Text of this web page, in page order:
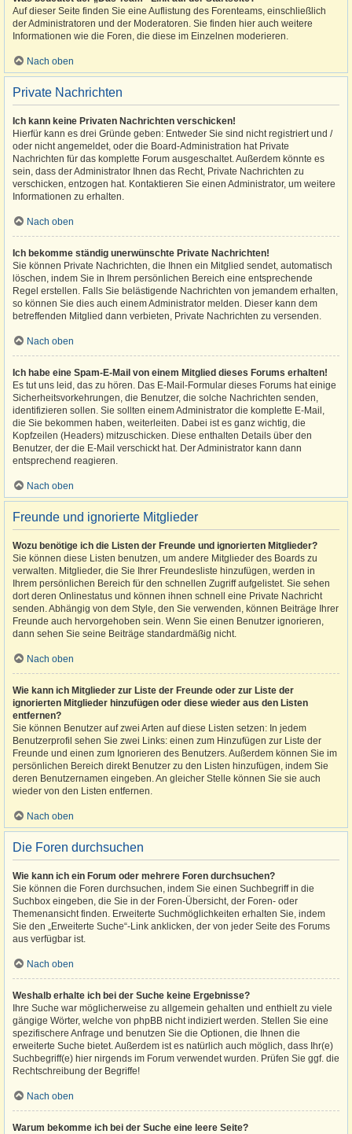
Auf dieser Seite finden Sie eine Auflistung des Forenteams, einschließlich
der Administratoren und der Moderatoren. Sie finden hier auch weitere
Informationen wie die Foren, die diese im Einzelnen moderieren.
Nach oben
Private Nachrichten
Ich kann keine Privaten Nachrichten verschicken!
Hierfür kann es drei Gründe geben: Entweder Sie sind nicht registriert und /
oder nicht angemeldet, oder die Board-Administration hat Private
Nachrichten für das komplette Forum ausgeschaltet. Außerdem könnte es
sein, dass der Administrator Ihnen das Recht, Private Nachrichten zu
verschicken, entzogen hat. Kontaktieren Sie einen Administrator, um weitere
Informationen zu erhalten.
Nach oben
Ich bekomme ständig unerwünschte Private Nachrichten!
Sie können Private Nachrichten, die Ihnen ein Mitglied sendet, automatisch
löschen, indem Sie in Ihrem persönlichen Bereich eine entsprechende
Regel erstellen. Falls Sie belästigende Nachrichten von jemandem erhalten,
so können Sie dies auch einem Administrator melden. Dieser kann dem
betreffenden Mitglied dann verbieten, Private Nachrichten zu versenden.
Nach oben
Ich habe eine Spam-E-Mail von einem Mitglied dieses Forums erhalten!
Es tut uns leid, das zu hören. Das E-Mail-Formular dieses Forums hat einige
Sicherheitsvorkehrungen, die Benutzer, die solche Nachrichten senden,
identifizieren sollen. Sie sollten einem Administrator die komplette E-Mail,
die Sie bekommen haben, weiterleiten. Dabei ist es ganz wichtig, die
Kopfzeilen (Headers) mitzuschicken. Diese enthalten Details über den
Benutzer, der die E-Mail verschickt hat. Der Administrator kann dann
entsprechend reagieren.
Nach oben
Freunde und ignorierte Mitglieder
Wozu benötige ich die Listen der Freunde und ignorierten Mitglieder?
Sie können diese Listen benutzen, um andere Mitglieder des Boards zu
verwalten. Mitglieder, die Sie Ihrer Freundesliste hinzufügen, werden in
Ihrem persönlichen Bereich für den schnellen Zugriff aufgelistet. Sie sehen
dort deren Onlinestatus und können ihnen schnell eine Private Nachricht
senden. Abhängig von dem Style, den Sie verwenden, können Beiträge Ihrer
Freunde auch hervorgehoben sein. Wenn Sie einen Benutzer ignorieren,
dann sehen Sie seine Beiträge standardmäßig nicht.
Nach oben
Wie kann ich Mitglieder zur Liste der Freunde oder zur Liste der
ignorierten Mitglieder hinzufügen oder diese wieder aus den Listen
entfernen?
Sie können Benutzer auf zwei Arten auf diese Listen setzen: In jedem
Benutzerprofil sehen Sie zwei Links: einen zum Hinzufügen zur Liste der
Freunde und einen zum Ignorieren des Benutzers. Außerdem können Sie im
persönlichen Bereich direkt Benutzer zu den Listen hinzufügen, indem Sie
deren Benutzernamen eingeben. An gleicher Stelle können Sie sie auch
wieder von den Listen entfernen.
Nach oben
Die Foren durchsuchen
Wie kann ich ein Forum oder mehrere Foren durchsuchen?
Sie können die Foren durchsuchen, indem Sie einen Suchbegriff in die
Suchbox eingeben, die Sie in der Foren-Übersicht, der Foren- oder
Themenansicht finden. Erweiterte Suchmöglichkeiten erhalten Sie, indem
Sie den „Erweiterte Suche“-Link anklicken, der von jeder Seite des Forums
aus verfügbar ist.
Nach oben
Weshalb erhalte ich bei der Suche keine Ergebnisse?
Ihre Suche war möglicherweise zu allgemein gehalten und enthielt zu viele
gängige Wörter, welche von phpBB nicht indiziert werden. Stellen Sie eine
spezifischere Anfrage und benutzen Sie die Optionen, die Ihnen die
erweiterte Suche bietet. Außerdem ist es natürlich auch möglich, dass Ihr(e)
Suchbegriff(e) hier nirgends im Forum verwendet wurden. Prüfen Sie ggf. die
Rechtschreibung der Begriffe!
Nach oben
Warum bekomme ich bei der Suche eine leere Seite?